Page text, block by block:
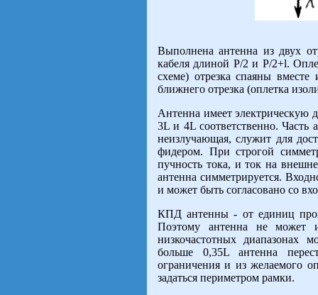
Выполнена антенна из двух
кабеля длиной Р/2 и Р/2+l.
схеме) отрезка спаяны
ближнего отрезка (оплетка
Антенна имеет электрическую
3L и 4L соответственно.
неизлучающая, служит для
фидером. При строгой
пучность тока, и ток на
антенна симметрируется.
и может быть согласовано со
КПД антенны - от единиц
Поэтому антенна не может
низкочастотных
больше 0,35L антенна
ограничения и из желаемого
задаться периметром рамки.